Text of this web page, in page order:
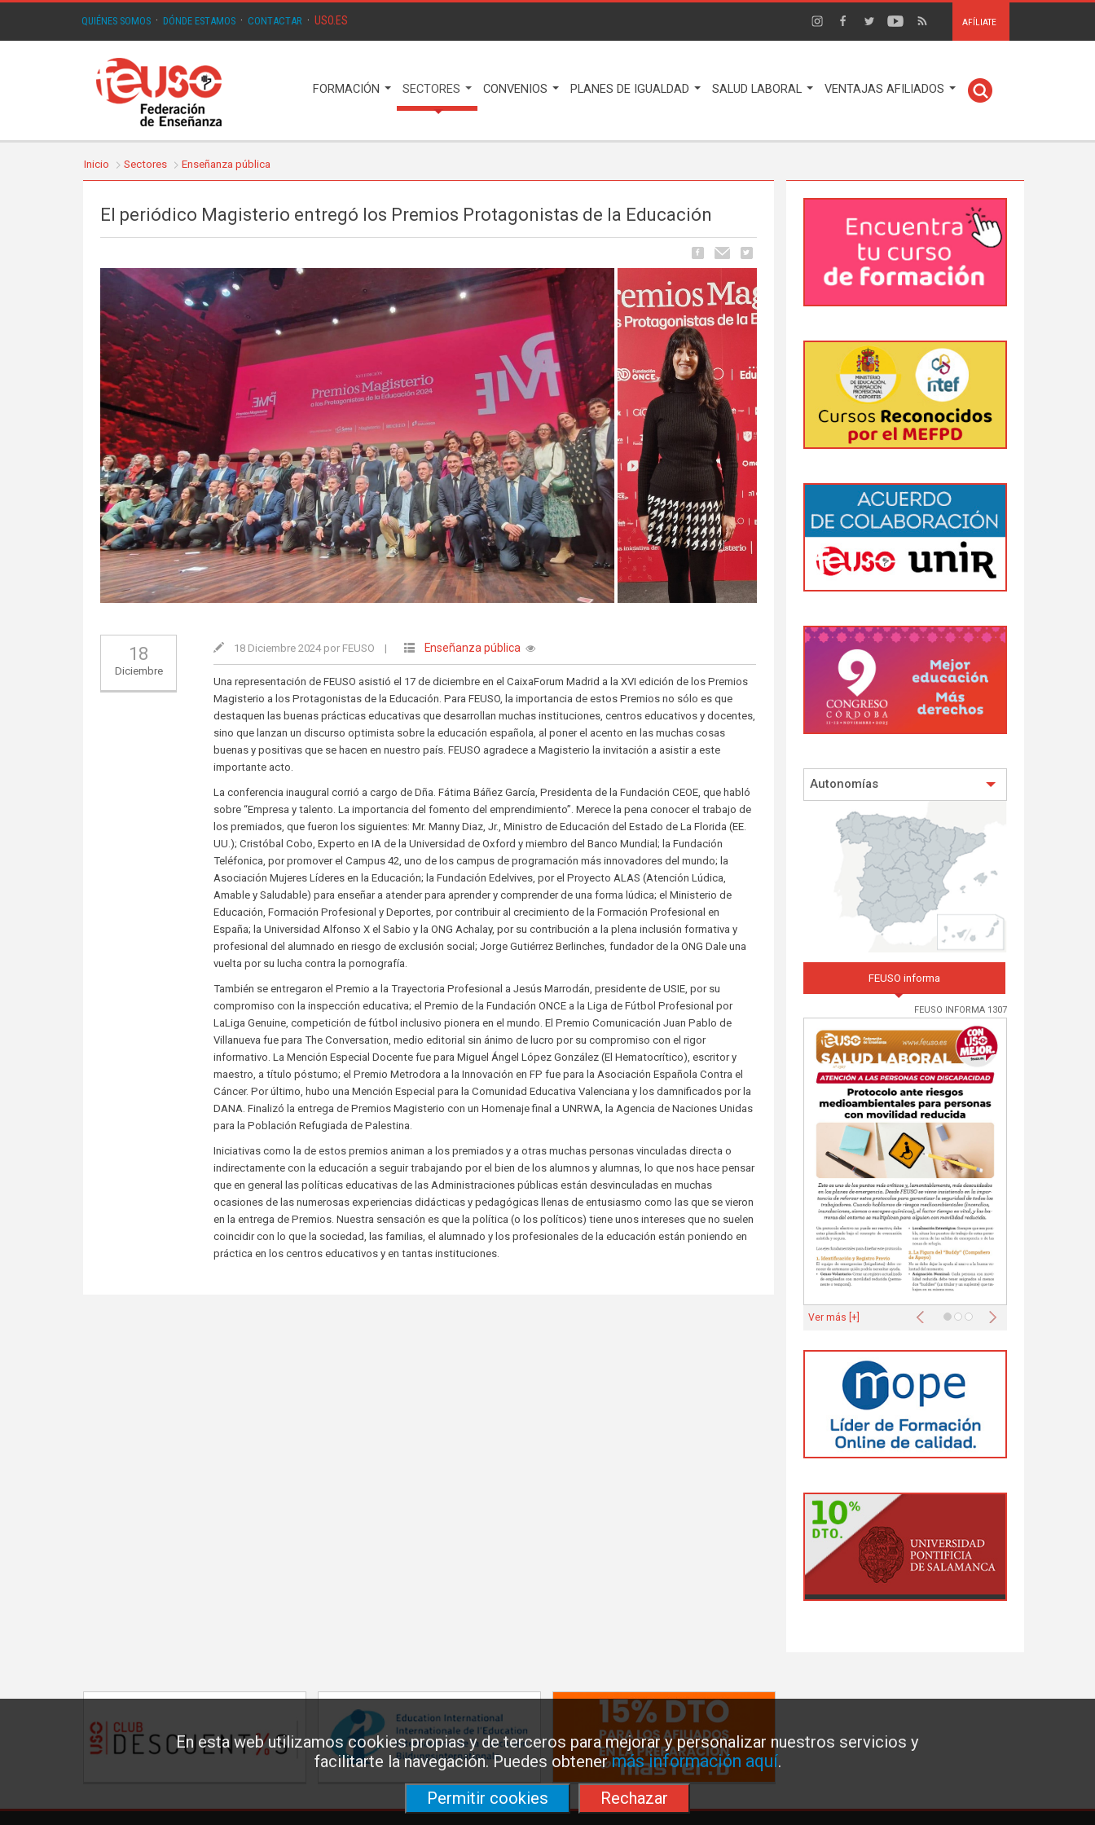
En esta web utilizamos cookies propias y de terceros para mejorar y personalizar nuestros servicios y
facilitarte la navegación. Puedes obtenermás información aquí.
Permitir cookies
Rechazar
QUIÉNES SOMOS · DÓNDE ESTAMOS · CONTACTAR · USO.ES AFÍLIATE
FORMACIÓN SECTORES CONVENIOS PLANES DE IGUALDAD SALUD LABORAL VENTAJAS AFILIADOS
Inicio Sectores Enseñanza pública
El periódico Magisterio entregó los Premios Protagonistas de la Educación
18
Diciembre
18 Diciembre 2024 por FEUSO | Enseñanza pública
Una representación de FEUSO asistió el 17 de diciembre en el CaixaForum Madrid a la XVI edición de los Premios
Magisterio a los Protagonistas de la Educación. Para FEUSO, la importancia de estos Premios no sólo es que
destaquen las buenas prácticas educativas que desarrollan muchas instituciones, centros educativos y docentes,
sino que lanzan un discurso optimista sobre la educación española, al poner el acento en las muchas cosas
buenas y positivas que se hacen en nuestro país. FEUSO agradece a Magisterio la invitación a asistir a este
importante acto.
La conferencia inaugural corrió a cargo de Dña. Fátima Báñez García, Presidenta de la Fundación CEOE, que habló
sobre “Empresa y talento. La importancia del fomento del emprendimiento”. Merece la pena conocer el trabajo de
los premiados, que fueron los siguientes: Mr. Manny Diaz, Jr., Ministro de Educación del Estado de La Florida (EE.
UU.); Cristóbal Cobo, Experto en IA de la Universidad de Oxford y miembro del Banco Mundial; la Fundación
Teléfonica, por promover el Campus 42, uno de los campus de programación más innovadores del mundo; la
Asociación Mujeres Líderes en la Educación; la Fundación Edelvives, por el Proyecto ALAS (Atención Lúdica,
Amable y Saludable) para enseñar a atender para aprender y comprender de una forma lúdica; el Ministerio de
Educación, Formación Profesional y Deportes, por contribuir al crecimiento de la Formación Profesional en
España; la Universidad Alfonso X el Sabio y la ONG Achalay, por su contribución a la plena inclusión formativa y
profesional del alumnado en riesgo de exclusión social; Jorge Gutiérrez Berlinches, fundador de la ONG Dale una
vuelta por su lucha contra la pornografía.
También se entregaron el Premio a la Trayectoria Profesional a Jesús Marrodán, presidente de USIE, por su
compromiso con la inspección educativa; el Premio de la Fundación ONCE a la Liga de Fútbol Profesional por
LaLiga Genuine, competición de fútbol inclusivo pionera en el mundo. El Premio Comunicación Juan Pablo de
Villanueva fue para The Conversation, medio editorial sin ánimo de lucro por su compromiso con el rigor
informativo. La Mención Especial Docente fue para Miguel Ángel López González (El Hematocrítico), escritor y
maestro, a título póstumo; el Premio Metrodora a la Innovación en FP fue para la Asociación Española Contra el
Cáncer. Por último, hubo una Mención Especial para la Comunidad Educativa Valenciana y los damnificados por la
DANA. Finalizó la entrega de Premios Magisterio con un Homenaje final a UNRWA, la Agencia de Naciones Unidas
para la Población Refugiada de Palestina.
Iniciativas como la de estos premios animan a los premiados y a otras muchas personas vinculadas directa o
indirectamente con la educación a seguir trabajando por el bien de los alumnos y alumnas, lo que nos hace pensar
que en general las políticas educativas de las Administraciones públicas están desvinculadas en muchas
ocasiones de las numerosas experiencias didácticas y pedagógicas llenas de entusiasmo como las que se vieron
en la entrega de Premios. Nuestra sensación es que la política (o los políticos) tiene unos intereses que no suelen
coincidir con lo que la sociedad, las familias, el alumnado y los profesionales de la educación están poniendo en
práctica en los centros educativos y en tantas instituciones.
Autonomías
FEUSO informa
FEUSO INFORMA 1307
Anterior Siguiente
Ver más [+]